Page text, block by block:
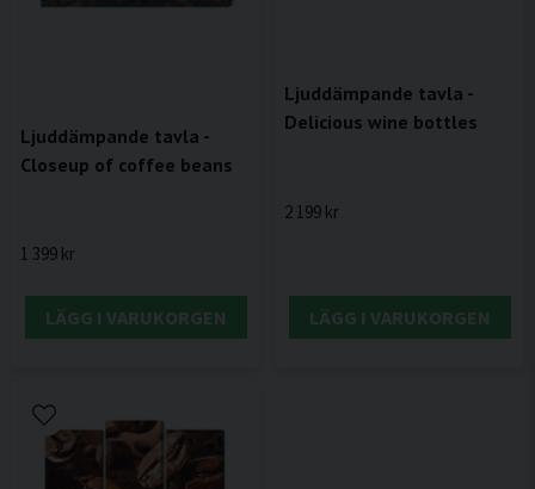
Ljuddämpande tavla -
Closeup of coffee beans
1 399 kr
LÄGG I VARUKORGEN
Ljuddämpande tavla -
Delicious wine bottles
2 199 kr
LÄGG I VARUKORGEN